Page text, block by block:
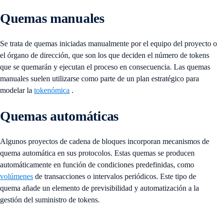
Quemas manuales
Se trata de quemas iniciadas manualmente por el equipo del proyecto o
el órgano de dirección, que son los que deciden el número de tokens
que se quemarán y ejecutan el proceso en consecuencia. Las quemas
manuales suelen utilizarse como parte de un plan estratégico para
modelar la tokenómica .
Quemas automáticas
Algunos proyectos de cadena de bloques incorporan mecanismos de
quema automática en sus protocolos. Estas quemas se producen
automáticamente en función de condiciones predefinidas, como
volúmenes de transacciones o intervalos periódicos. Este tipo de
quema añade un elemento de previsibilidad y automatización a la
gestión del suministro de tokens.